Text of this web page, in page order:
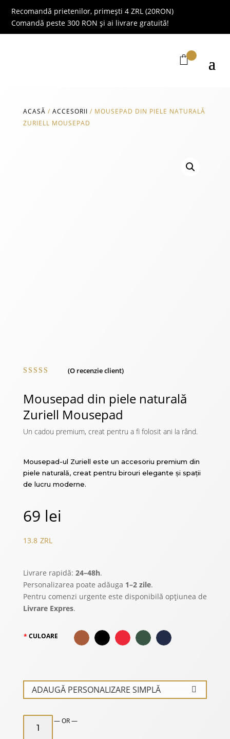
Recomandă prietenilor, primești 4 ZRL (20RON)
Comandă peste 300 RON și ai livrare gratuită!
ACASĂ / ACCESORII / MOUSEPAD DIN PIELE NATURALĂ
ZURIELL MOUSEPAD
pe baza
unei
singure
evaluări
(O recenzie client)
Mousepad din piele naturală
Zuriell Mousepad
Un cadou premium, creat pentru a fi folosit ani la rând.
Mousepad-ul Zuriell este un accesoriu premium din
piele naturală, creat pentru birouri elegante și spații
de lucru moderne.
69 lei
13.8 ZRL
Livrare rapidă: 24–48h.
Personalizarea poate adăuga 1–2 zile.
Pentru comenzi urgente este disponibilă opțiunea de
Livrare Expres.
CULOARE
ADAUGĂ PERSONALIZARE SIMPLĂ
CANTITATE
MOUSEPAD
— OR —